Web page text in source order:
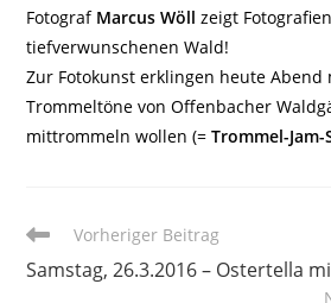
FotografMarcus Wöllzeigt
tiefverwunschenen Wald!
Zur Fotokunst erklingen heute Abend
Trommeltöne von Offenbacher
mittrommeln wollen (=Trommel-Jam-
Weitere
ansehen
Vorheriger Beitrag
Samstag, 26.3.2016 – Ostertella